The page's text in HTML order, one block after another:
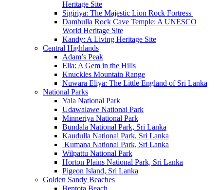
Heritage Site
Sigiriya: The Majestic Lion Rock Fortress
Dambulla Rock Cave Temple: A UNESCO
World Heritage Site
Kandy: A Living Heritage Site
Central Highlands
Adam’s Peak
Ella: A Gem in the Hills
Knuckles Mountain Range
Nuwara Eliya: The Little England of Sri Lanka
National Parks
Yala National Park
Udawalawe National Park
Minneriya National Park
Bundala National Park, Sri Lanka
Kaudulla National Park, Sri Lanka
Kumana National Park, Sri Lanka
Wilpattu National Park
Horton Plains National Park, Sri Lanka
Pigeon Island, Sri Lanka
Golden Sandy Beaches
Bentota Beach